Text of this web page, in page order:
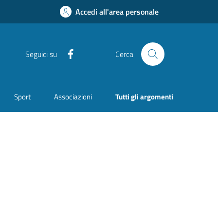
Accedi all'area personale
Seguici su Cerca
Sport Associazioni Tutti gli argomenti